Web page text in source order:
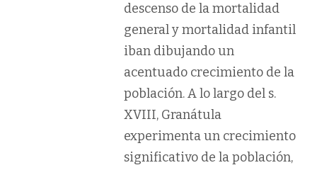
descenso de la mortalidad
general y mortalidad infantil
iban dibujando un
acentuado crecimiento de la
población. A lo largo del s.
XVIII, Granátula
experimenta un crecimiento
significativo de la población,